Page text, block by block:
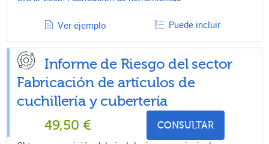
Ver ejemplo Puede incluir
Informe de Riesgo del sector
Fabricación de artículos de
cuchillería y cubertería
49,50 € CONSULTAR